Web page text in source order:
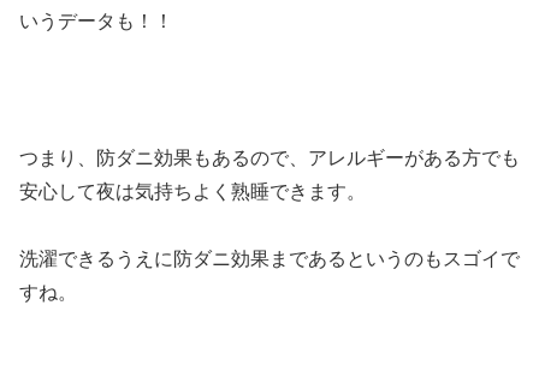
いうデータも！！
つまり、防ダニ効果もあるので、アレルギーがある方でも
安心して夜は気持ちよく熟睡できます。
洗濯できるうえに防ダニ効果まであるというのもスゴイで
すね。